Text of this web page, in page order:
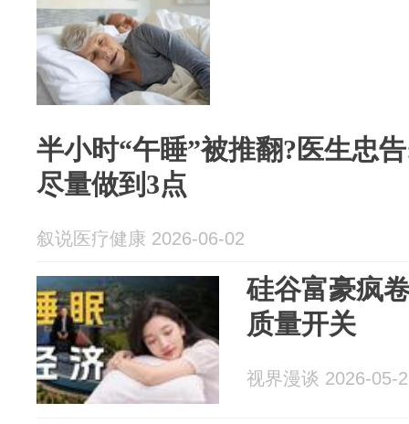
半小时“午睡”被推翻?医生忠
尽量做到3点
叙说医疗健康 2026-06-02
硅谷富豪疯
质量开关
视界漫谈 2026-05-